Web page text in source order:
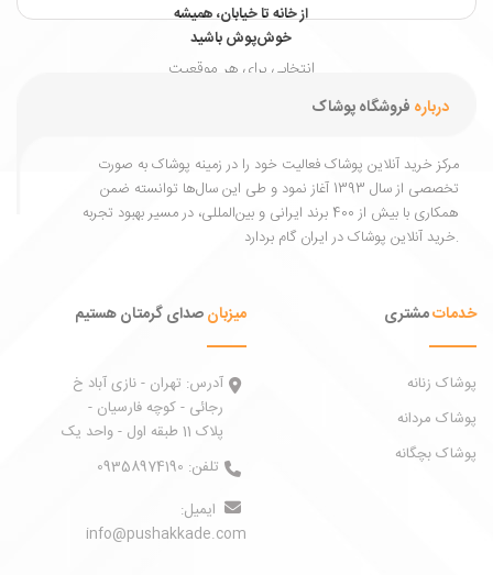
از خانه تا خیابان، همیشه
خوش‌پوش باشید
انتخابی برای هر موقعیت
درباره فروشگاه پوشاک
مرکز خرید آنلاین پوشاک فعالیت خود را در زمینه پوشاک به ‌صورت
تخصصی از سال 1393 آغاز نمود و طی این سال‌ها توانسته ضمن
همکاری با بیش از 400 برند ایرانی و بین‌المللی، در مسیر بهبود تجربه
خرید آنلاین پوشاک در ایران گام بردارد.
خدماتمشتری
پوشاک زنانه
پوشاک مردانه
پوشاک بچگانه
میزبانصدای گرمتان هستیم
آدرس: تهران - نازی آباد خ
رجائی - کوچه فارسیان -
پلاک 11 طبقه اول - واحد یک
تلفن: 09358974190
ایمیل:
info@pushakkade.com